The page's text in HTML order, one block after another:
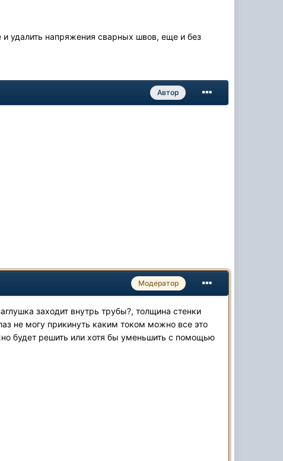
удалить напряжения сварных швов, еще и без
Автор
Модератор
заходит внутрь трубы?, толщина стенки
не могу прикинуть каким током можно все это
будет решить или хотя бы уменьшить с помощью